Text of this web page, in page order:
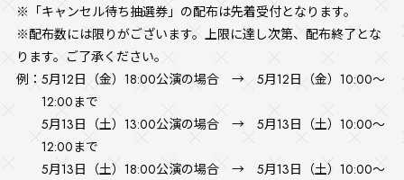
※「キャンセル待ち抽選券」の配布は先着受付となります。
※配布数には限りがございます。上限に達し次第、配布終了とな
ります。ご了承ください。
5月12日（金）18:00公演の場合 → 5月12日（金）10:00～
12:00まで
5月13日（土）13:00公演の場合 → 5月13日（土）10:00～
12:00まで
5月13日（土）18:00公演の場合 → 5月13日（土）10:00～